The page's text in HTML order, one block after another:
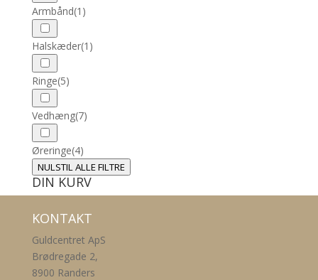
Armbånd(1)
Halskæder(1)
Ringe(5)
Vedhæng(7)
Øreringe(4)
NULSTIL ALLE FILTRE
DIN KURV
KONTAKT
Guldcentret ApS
Brødregade 2,
8900 Randers